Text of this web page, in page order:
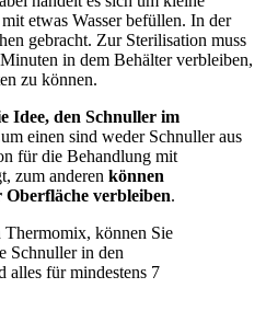
etwas Wasser befüllen. In der
gebracht. Zur Sterilisation muss
in dem Behälter verbleiben,
zu können.
Idee, den Schnuller im
einen sind weder Schnuller aus
für die Behandlung mit
zum anderen können
verbleiben.
Thermomix, können Sie
Schnuller in den
alles für mindestens 7